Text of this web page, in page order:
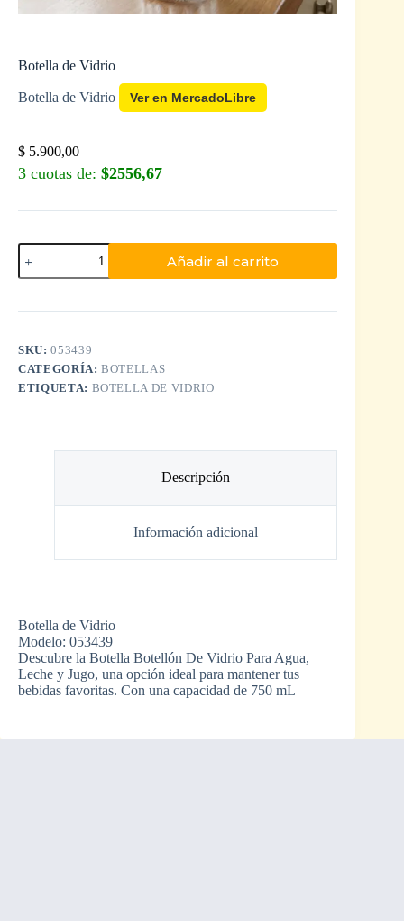
Botella de Vidrio
Botella de Vidrio Ver en MercadoLibre
$ 5.900,00
3 cuotas de: $2556,67
Añadir al carrito
SKU:053439
CATEGORÍA:BOTELLAS
ETIQUETA: BOTELLA DE VIDRIO
Descripción
Información adicional
Botella de Vidrio
Modelo: 053439
Descubre la Botella Botellón De Vidrio Para Agua,
Leche y Jugo, una opción ideal para mantener tus
bebidas favoritas. Con una capacidad de 750 mL